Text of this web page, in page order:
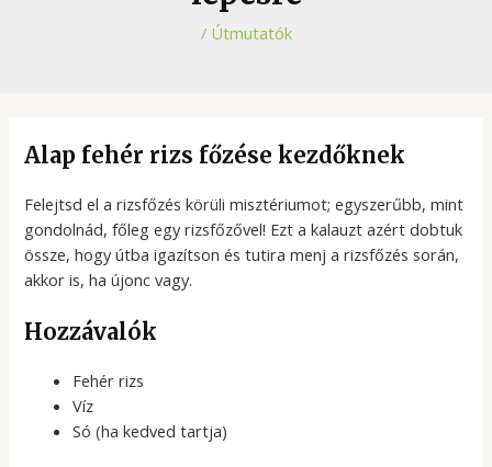
/ Útmutatók
Alap fehér rizs főzése kezdőknek
Felejtsd el a rizsfőzés körüli misztériumot; egyszerűbb, mint
gondolnád, főleg egy rizsfőzővel! Ezt a kalauzt azért dobtuk
össze, hogy útba igazítson és tutira menj a rizsfőzés során,
akkor is, ha újonc vagy.
Hozzávalók
Fehér rizs
Víz
Só (ha kedved tartja)